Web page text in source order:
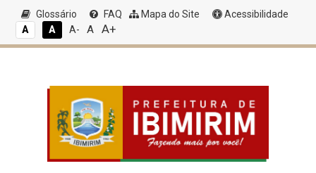
Glossário FAQ Mapa do Site
Acessibilidade
A
A A- A A+